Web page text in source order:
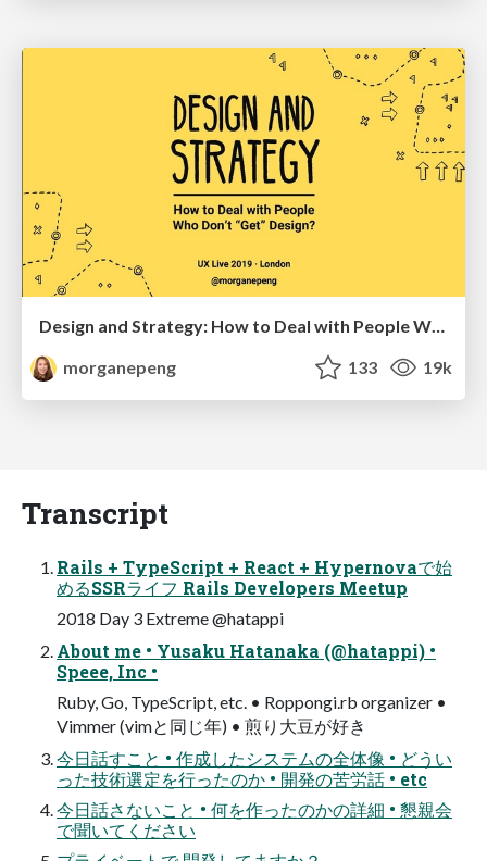
Design and Strategy: How to Deal with People Who Don’t "Get" Design
morganepeng
133 19k
Transcript
Rails + TypeScript + React + Hypernovaで始
めるSSRライフ Rails Developers Meetup
2018 Day 3 Extreme @hatappi
About me • Yusaku Hatanaka (@hatappi) •
Speee, Inc •
Ruby, Go, TypeScript, etc. • Roppongi.rb organizer •
Vimmer (vimと同じ年) • 煎り⼤⾖が好き
今⽇話すこと • 作成したシステムの全体像 • どうい
った技術選定を⾏ったのか • 開発の苦労話 • etc
今⽇話さないこと • 何を作ったのかの詳細 • 懇親会
で聞いてください